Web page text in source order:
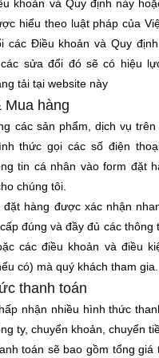
khoản và Quy định này
hiểu theo luật pháp của
các Điều khoản và Quy
sửa đổi đó sẽ có hiệu
tải tại website này
Mua hàng
các sản phẩm, dịch vụ
thức gọi các số điện
tin cá nhân vào form đặt
chúng tôi.
hàng được xác nhận
đúng và đầy đủ các thông
các điều khoản và điều
có) mà quý khách tham gia.
thanh toán
nhận nhiều hình thức
ty, chuyển khoản, chuyển
toán sẽ bao gồm tổng giá